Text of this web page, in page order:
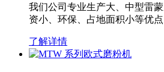
我们公司专业生产大、中型雷
资小、环保、占地面积小等优
了解详情